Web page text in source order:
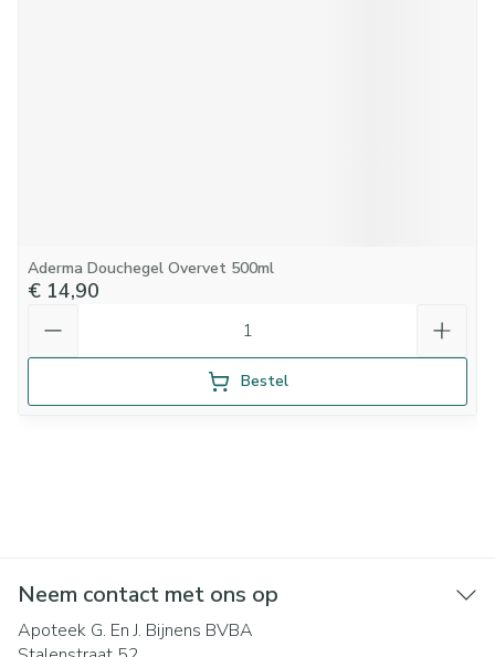
Aderma Douchegel Overvet 500ml
€ 14,90
Bestel
Neem contact met ons op
Apoteek G. En J. Bijnens BVBA